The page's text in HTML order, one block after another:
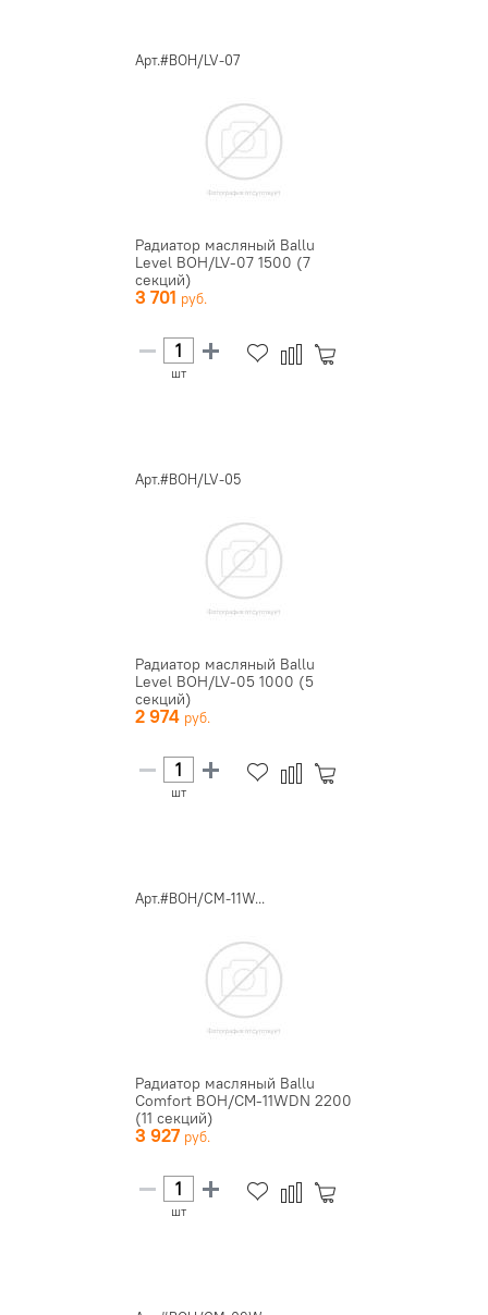
Арт.#BOH/LV-07
Радиатор масляный Ballu
Level BOH/LV-07 1500 (7
секций)
3 701
шт
Арт.#BOH/LV-05
Радиатор масляный Ballu
Level BOH/LV-05 1000 (5
секций)
2 974
шт
Арт.#BOH/CM-11W...
Радиатор масляный Ballu
Comfort BOH/CM-11WDN 2200
(11 секций)
3 927
шт